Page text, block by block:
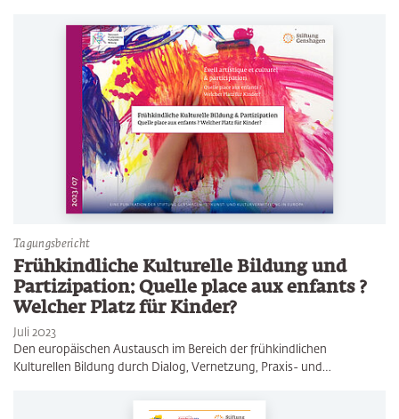
Tagungsbericht
Frühkindliche Kulturelle Bildung und
Partizipation: Quelle place aux enfants ?
Welcher Platz für Kinder?
Juli 2023
Den europäischen Austausch im Bereich der frühkindlichen
Kulturellen Bildung durch Dialog, Vernetzung, Praxis- und…